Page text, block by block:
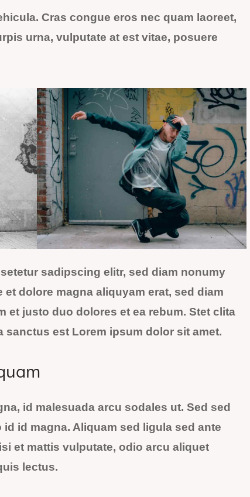
Cras congue eros nec quam laoreet,
urna, vulputate at est vitae, posuere
sadipscing elitr, sed diam nonumy
dolore magna aliquyam erat, sed diam
et justo duo dolores et ea rebum. Stet clita
sanctus est Lorem ipsum dolor sit amet.
id malesuada arcu sodales ut. Sed sed
id magna. Aliquam sed ligula sed ante
et mattis vulputate, odio arcu aliquet
lectus.